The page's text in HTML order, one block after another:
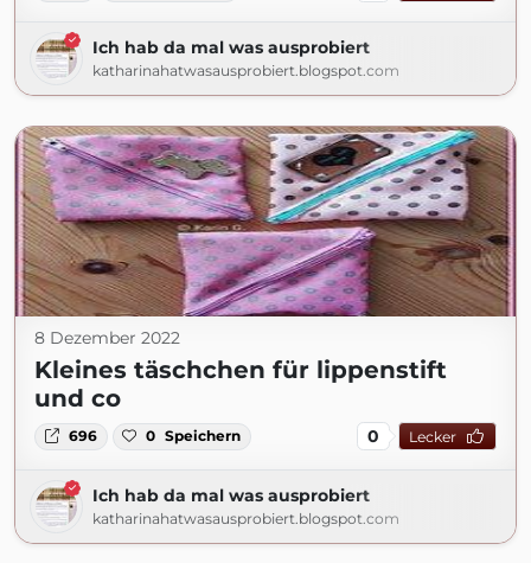
Ich hab da mal was ausprobiert
katharinahatwasausprobiert.blogspot.com
8 Dezember 2022
Kleines täschchen für lippenstift
und co
696 0 Speichern 0 Lecker
Ich hab da mal was ausprobiert
katharinahatwasausprobiert.blogspot.com